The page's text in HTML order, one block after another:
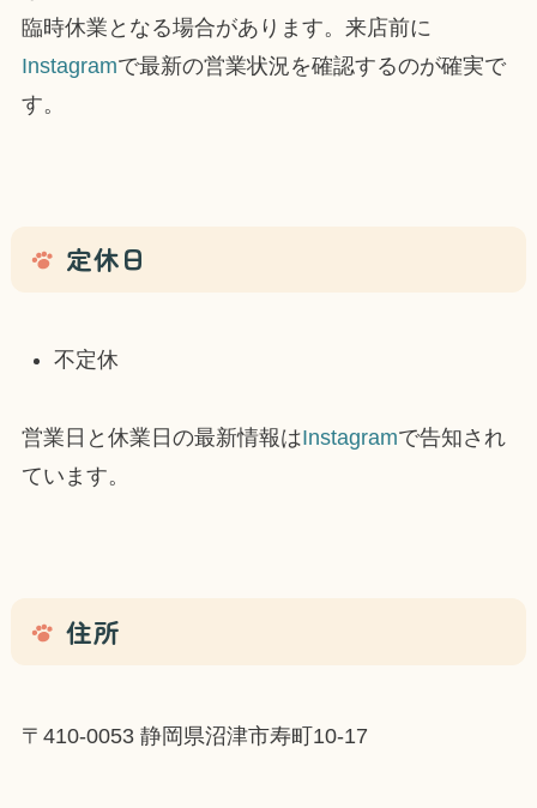
臨時休業となる場合があります。来店前に
Instagramで最新の営業状況を確認するのが確実で
す。
定休日
不定休
営業日と休業日の最新情報はInstagramで告知され
ています。
住所
〒410-0053 静岡県沼津市寿町10-17